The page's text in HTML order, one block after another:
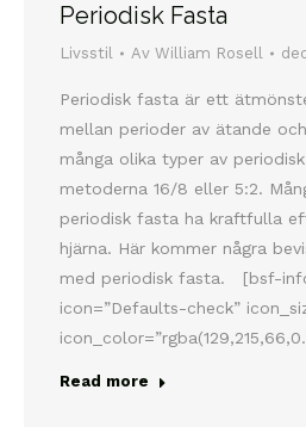
Periodisk Fasta
Livsstil Av William Rosell
Periodisk fasta är ett
mellan perioder av ätande
många olika typer av
metoderna 16/8 eller 5:2.
periodisk fasta ha kraftfulla
hjärna. Här kommer några
med periodisk fasta. [bsf-
icon=”Defaults-check”
Read more